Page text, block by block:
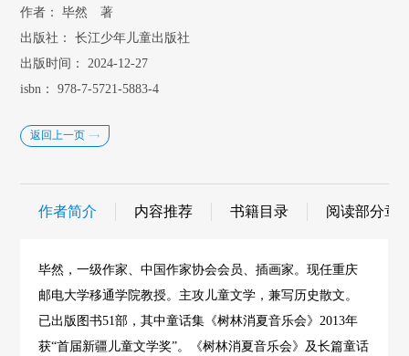
作者：
毕然 著
出版社：
长江少年儿童出版社
出版时间：
2024-12-27
isbn：
978-7-5721-5883-4
返回上一页
作者简介 内容推荐 书籍目录 阅读部分章
毕然，一级作家、中国作家协会会员、插画家。现任重庆
邮电大学移通学院教授。主攻儿童文学，兼写历史散文。
已出版图书51部，其中童话集《树林消夏音乐会》2013年
获“首届新疆儿童文学奖”。《树林消夏音乐会》及长篇童话